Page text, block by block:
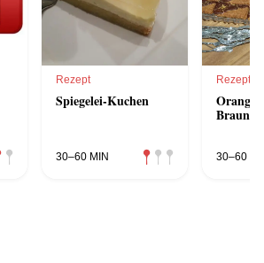
Rezept
Spiegelei-Kuchen
30–60 MIN
Rezept
30–60